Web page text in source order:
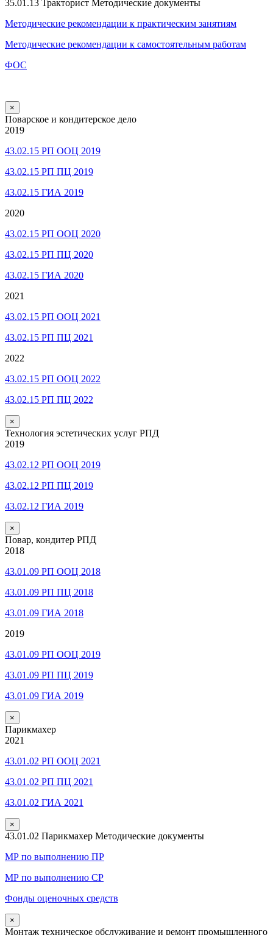
35.01.13 Тракторист Методические документы
Методические рекомендации к практическим занятиям
Методические рекомендации к самостоятельным работам
ФОС
×
Поварское и кондитерское дело
2019
43.02.15 РП ООЦ 2019
43.02.15 РП ПЦ 2019
43.02.15 ГИА 2019
2020
43.02.15 РП ООЦ 2020
43.02.15 РП ПЦ 2020
43.02.15 ГИА 2020
2021
43.02.15 РП ООЦ 2021
43.02.15 РП ПЦ 2021
2022
43.02.15 РП ООЦ 2022
43.02.15 РП ПЦ 2022
×
Технология эстетических услуг РПД
2019
43.02.12 РП ООЦ 2019
43.02.12 РП ПЦ 2019
43.02.12 ГИА 2019
×
Повар, кондитер РПД
2018
43.01.09 РП ООЦ 2018
43.01.09 РП ПЦ 2018
43.01.09 ГИА 2018
2019
43.01.09 РП ООЦ 2019
43.01.09 РП ПЦ 2019
43.01.09 ГИА 2019
×
Парикмахер
2021
43.01.02 РП ООЦ 2021
43.01.02 РП ПЦ 2021
43.01.02 ГИА 2021
×
43.01.02 Парикмахер Методические документы
МР по выполнению ПР
МР по выполнению СР
Фонды оценочных средств
×
Монтаж техническое обслуживание и ремонт промышленного